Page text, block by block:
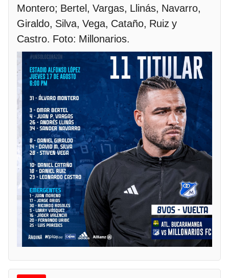
Montero; Bertel, Vargas, Llinás, Navarro,
Giraldo, Silva, Vega, Cataño, Ruiz y
Castro. Foto: Millonarios.